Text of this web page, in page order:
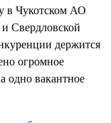
в Чукотском АО
Свердловской
держится
огромное
одно вакантное